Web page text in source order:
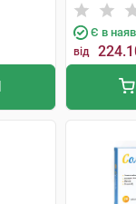
Є в
від